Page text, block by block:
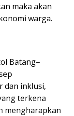
maka akan
warga.
Batang–
dan inklusi,
terkena
mengharapkan